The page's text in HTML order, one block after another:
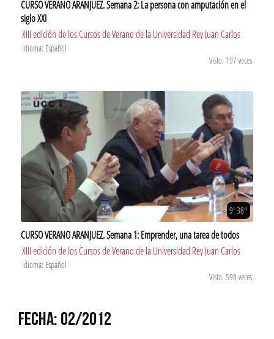
CURSO VERANO ARANJUEZ. Semana 2: La persona con amputación en el
siglo XXI
XIII edición de los Cursos de Verano de la Universidad Rey Juan Carlos
Idioma: Español
Visto: 197 veces
9' 38''
CURSO VERANO ARANJUEZ. Semana 1: Emprender, una tarea de todos
XIII edición de los Cursos de Verano de la Universidad Rey Juan Carlos
Idioma: Español
Visto: 598 veces
FECHA: 02/2012